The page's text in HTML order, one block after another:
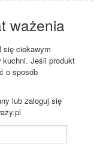
ważenia
się ciekawym
Jeśli produkt
o sposób
lub zaloguj się